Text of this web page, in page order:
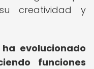
creatividad y
evolucionado
funciones